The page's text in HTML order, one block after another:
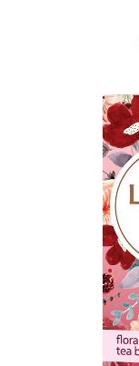
Cartuse cu cerneala
Banda corectoare
Pic-uri cu rescriere
Creioane mecanice
Mine pentru